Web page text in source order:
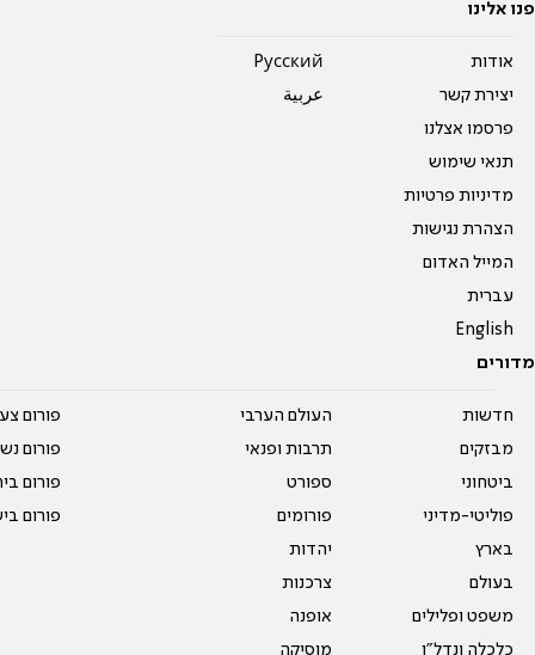
פנו אלינו
אודות
יצירת קשר
פרסמו אצלנו
תנאי שימוש
מדיניות פרטיות
הצהרת נגישות
המייל האדום
עברית
English
Pусский
عربية
מדורים
חדשות
מבזקים
ביטחוני
פוליטי-מדיני
בארץ
בעולם
משפט ופלילים
כלכלה ונדל"ן
העולם הערבי
תרבות ופנאי
ספורט
פורומים
יהדות
צרכנות
אופנה
מוסיקה
פורום
פורום
פורום
פורום